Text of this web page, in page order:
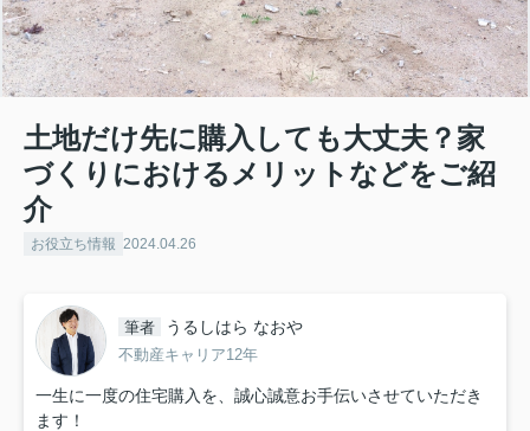
土地だけ先に購入しても大丈夫？家
づくりにおけるメリットなどをご紹
介
お役立ち情報 2024.04.26
筆者 うるしはら なおや
不動産キャリア12年
一生に一度の住宅購入を、誠心誠意お手伝いさせていただき
ます！